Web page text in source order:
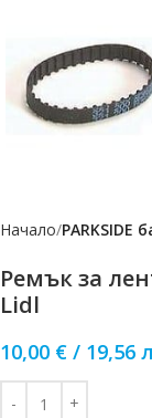
Начало PARKSIDE
Ремък за
Lidl
10,00 € / 19,56